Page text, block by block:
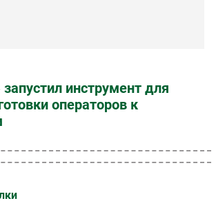
запустил инструмент для
операторов к